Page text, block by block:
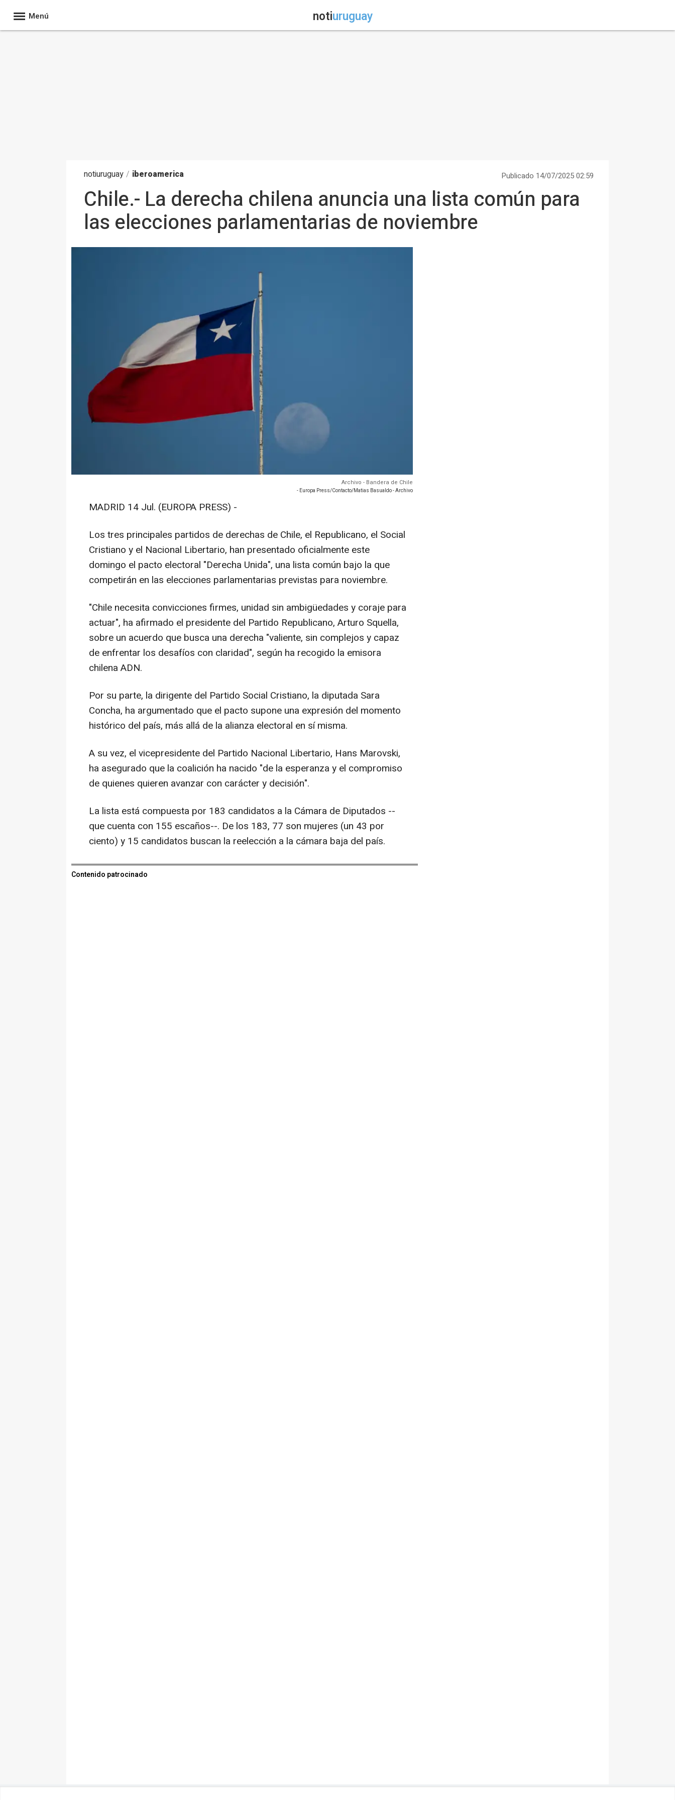
Menú notiuruguay
notiuruguay / iberoamerica Publicado 14/07/2025 02:59
Chile.- La derecha chilena anuncia una lista común para
las elecciones parlamentarias de noviembre
Archivo - Bandera de Chile
- Europa Press/Contacto/Matias Basualdo - Archivo
MADRID 14 Jul. (EUROPA PRESS) -
Los tres principales partidos de derechas de Chile, el Republicano, el Social
Cristiano y el Nacional Libertario, han presentado oficialmente este
domingo el pacto electoral "Derecha Unida", una lista común bajo la que
competirán en las elecciones parlamentarias previstas para noviembre.
"Chile necesita convicciones firmes, unidad sin ambigüedades y coraje para
actuar", ha afirmado el presidente del Partido Republicano, Arturo Squella,
sobre un acuerdo que busca una derecha "valiente, sin complejos y capaz
de enfrentar los desafíos con claridad", según ha recogido la emisora
chilena ADN.
Por su parte, la dirigente del Partido Social Cristiano, la diputada Sara
Concha, ha argumentado que el pacto supone una expresión del momento
histórico del país, más allá de la alianza electoral en sí misma.
A su vez, el vicepresidente del Partido Nacional Libertario, Hans Marovski,
ha asegurado que la coalición ha nacido "de la esperanza y el compromiso
de quienes quieren avanzar con carácter y decisión".
La lista está compuesta por 183 candidatos a la Cámara de Diputados --
que cuenta con 155 escaños--. De los 183, 77 son mujeres (un 43 por
ciento) y 15 candidatos buscan la reelección a la cámara baja del país.
Contenido patrocinado